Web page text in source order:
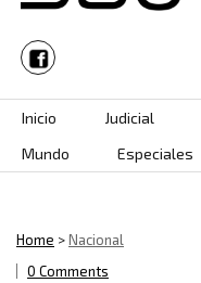
Skip to content
Inicio Judicial
Mundo
Especiales
Home >Nacional
0 Comments